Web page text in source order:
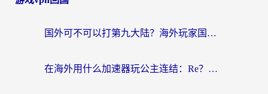
国外可不可以打第九大陆？海外玩家国服畅玩终极指南（附3大热门游戏解决妙招）
在海外用什么加速器玩公主连结：Re？老玩家亲测的稳定方案来了